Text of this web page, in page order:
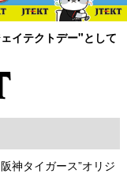
イテクトデー"として
神タイガース”オリジ